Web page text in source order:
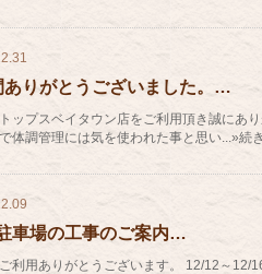
ありがとうございました。…
ップスベイタウン店をご利用頂き誠にあ
体調管理には気を使われた事と思い...»続
車場の工事のご案内…
利用ありがとうございます。 12/12～12/